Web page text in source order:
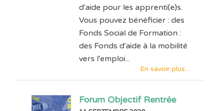
d'aide pour les apprenti(e)s.
Vous pouvez bénéficier : des
Fonds Social de Formation :
des Fonds d'aide à la mobilité
vers l'emploi...
En savoir plus...
Forum Objectif Rentrée